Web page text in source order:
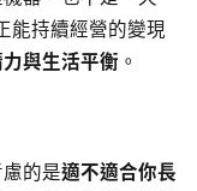
能持續經營的變現
與生活平衡 。
的是適不適合你長